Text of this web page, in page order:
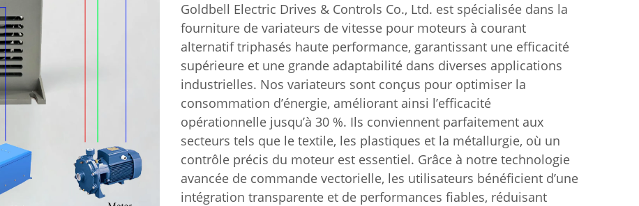
Goldbell Electric Drives & Controls Co., Ltd. est spécialisée dans la
fourniture de variateurs de vitesse pour moteurs à courant
alternatif triphasés haute performance, garantissant une efficacité
supérieure et une grande adaptabilité dans diverses applications
industrielles. Nos variateurs sont conçus pour optimiser la
consommation d’énergie, améliorant ainsi l’efficacité
opérationnelle jusqu’à 30 %. Ils conviennent parfaitement aux
secteurs tels que le textile, les plastiques et la métallurgie, où un
contrôle précis du moteur est essentiel. Grâce à notre technologie
avancée de commande vectorielle, les utilisateurs bénéficient d’une
intégration transparente et de performances fiables, réduisant